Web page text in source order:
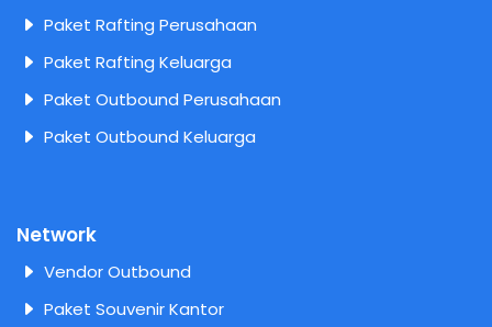
Paket Rafting Perusahaan
Paket Rafting Keluarga
Paket Outbound Perusahaan
Paket Outbound Keluarga
Network
Vendor Outbound
Paket Souvenir Kantor